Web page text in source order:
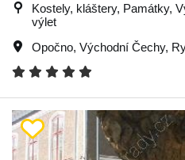
Kostely, kláštery, Památky,
výlet
Opočno, Východní Čechy,